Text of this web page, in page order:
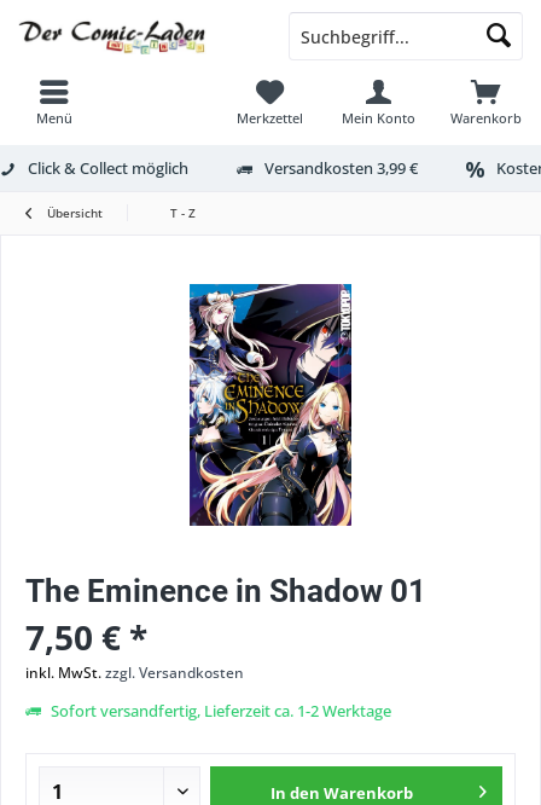
Menü Warenkorb
Merkzettel Mein Konto
Click & Collect möglich Versandkosten 3,99 €
Übersicht T - Z
The Eminence in Shadow 01
7,50 € *
inkl. MwSt.zzgl. Versandkosten
Sofort versandfertig, Lieferzeit ca. 1-2 Werktage
In den Warenkorb